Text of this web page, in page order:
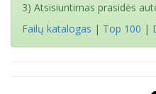
3) Atsisiuntimas prasidės
Failų katalogas | Top 100 |